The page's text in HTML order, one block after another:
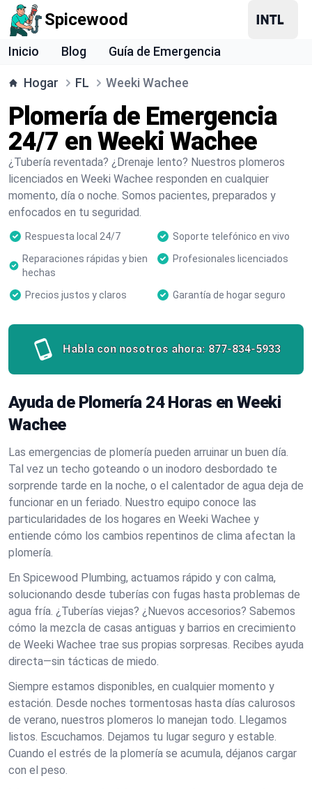
Spicewood
Inicio Blog Guía de Emergencia
Hogar FL Weeki Wachee
Plomería de Emergencia
24/7 en Weeki Wachee
¿Tubería reventada? ¿Drenaje lento? Nuestros plomeros
licenciados en Weeki Wachee responden en cualquier
momento, día o noche. Somos pacientes, preparados y
enfocados en tu seguridad.
Respuesta local 24/7
Soporte telefónico en vivo
Reparaciones rápidas y bien
hechas
Profesionales licenciados
Precios justos y claros Garantía de hogar seguro
Habla con nosotros ahora: 877-834-5933
Ayuda de Plomería 24 Horas en Weeki
Wachee
Las emergencias de plomería pueden arruinar un buen día.
Tal vez un techo goteando o un inodoro desbordado te
sorprende tarde en la noche, o el calentador de agua deja de
funcionar en un feriado. Nuestro equipo conoce las
particularidades de los hogares en Weeki Wachee y
entiende cómo los cambios repentinos de clima afectan la
plomería.
En Spicewood Plumbing, actuamos rápido y con calma,
solucionando desde tuberías con fugas hasta problemas de
agua fría. ¿Tuberías viejas? ¿Nuevos accesorios? Sabemos
cómo la mezcla de casas antiguas y barrios en crecimiento
de Weeki Wachee trae sus propias sorpresas. Recibes ayuda
directa—sin tácticas de miedo.
Siempre estamos disponibles, en cualquier momento y
estación. Desde noches tormentosas hasta días calurosos
de verano, nuestros plomeros lo manejan todo. Llegamos
listos. Escuchamos. Dejamos tu lugar seguro y estable.
Cuando el estrés de la plomería se acumula, déjanos cargar
con el peso.